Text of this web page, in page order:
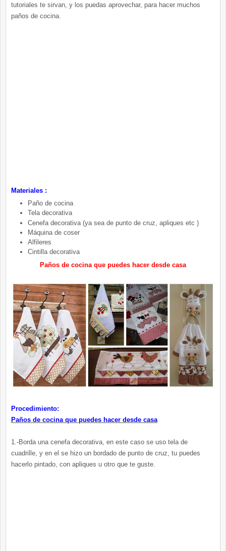
tutoriales te sirvan, y los puedas aprovechar, para hacer muchos
paños de cocina.
Materiales :
Paño de cocina
Tela decorativa
Cenefa decorativa (ya sea de punto de cruz, apliques etc )
Máquina de coser
Alfileres
Cintilla decorativa
Paños de cocina que puedes hacer desde casa
Procedimiento:
Paños de cocina que puedes hacer desde casa
1.-Borda una cenefa decorativa, en este caso se uso tela de
cuadrille, y en el se hizo un bordado de punto de cruz, tu puedes
hacerlo pintado, con apliques u otro que te guste.